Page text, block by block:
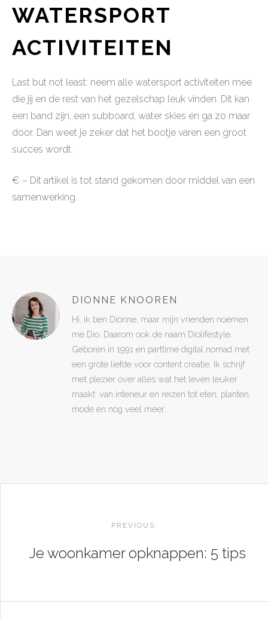
WATERSPORT
ACTIVITEITEN
Last but not least: neem alle watersport activiteiten mee
die jij en de rest van het gezelschap leuk vinden. Dit kan
een band zijn, een subboard, water skies en ga zo maar
door. Dan weet je zeker dat het bootje varen een groot
succes wordt.
€ – Dit artikel is tot stand gekomen door middel van een
samenwerking.
DIONNE KNOOREN
Hi, ik ben Dionne, maar mijn vrienden noemen
me Dio. Daarom ook de naam Diolifestyle.
Geboren in 1991 en parttime digital nomad met
een grote liefde voor content creatie. Ik schrijf
met plezier over alles wat het leven leuker
maakt: van interieur en reizen tot eten, planten,
mode en nog veel meer.
NAVIGATION
PREVIOUS:
Je woonkamer opknappen: 5 tips